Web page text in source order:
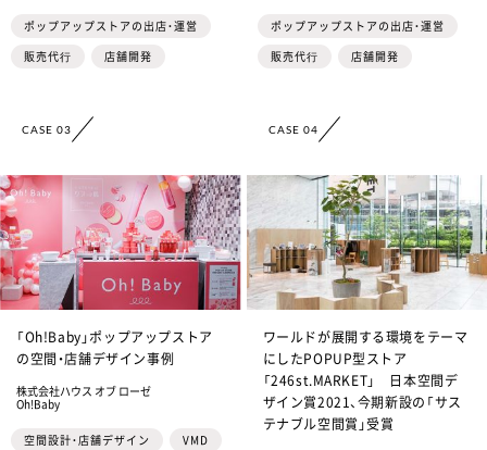
ポップアップストアの出店・運営
販売代⾏
店舗開発
ポップアップストアの出店・運営
販売代⾏
店舗開発
CASE 03
「Oh!Baby」ポップアップストア
の空間・店舗デザイン事例
株式会社ハウス オブ ローゼ
Oh!Baby
空間設計・店舗デザイン
VMD
CASE 04
ワールドが展開する環境をテーマ
にしたPOPUP型ストア
「246st.MARKET」 日本空間デ
ザイン賞2021、今期新設の「サス
テナブル空間賞」受賞